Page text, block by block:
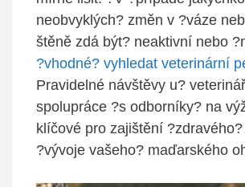
neobvyklých? změn v ?váze
štěně zdá být? neaktivní nebo
?vhodné? vyhledat veterinární
Pravidelné návštěvy u?
spolupráce ?s odborníky? na
klíčové pro zajištění
?vývoje vašeho? maďarského